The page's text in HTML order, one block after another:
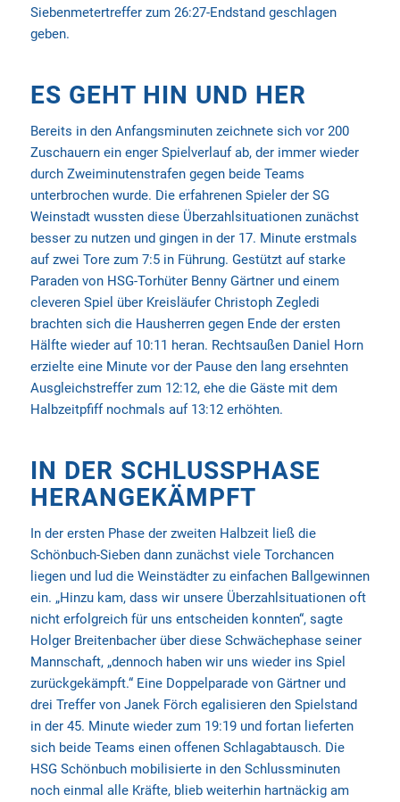
Siebenmetertreffer zum 26:27-Endstand geschlagen
geben.
ES GEHT HIN UND HER
Bereits in den Anfangsminuten zeichnete sich vor 200
Zuschauern ein enger Spielverlauf ab, der immer wieder
durch Zweiminutenstrafen gegen beide Teams
unterbrochen wurde. Die erfahrenen Spieler der SG
Weinstadt wussten diese Überzahlsituationen zunächst
besser zu nutzen und gingen in der 17. Minute erstmals
auf zwei Tore zum 7:5 in Führung. Gestützt auf starke
Paraden von HSG-Torhüter Benny Gärtner und einem
cleveren Spiel über Kreisläufer Christoph Zegledi
brachten sich die Hausherren gegen Ende der ersten
Hälfte wieder auf 10:11 heran. Rechtsaußen Daniel Horn
erzielte eine Minute vor der Pause den lang ersehnten
Ausgleichstreffer zum 12:12, ehe die Gäste mit dem
Halbzeitpfiff nochmals auf 13:12 erhöhten.
IN DER SCHLUSSPHASE
HERANGEKÄMPFT
In der ersten Phase der zweiten Halbzeit ließ die
Schönbuch-Sieben dann zunächst viele Torchancen
liegen und lud die Weinstädter zu einfachen Ballgewinnen
ein. „Hinzu kam, dass wir unsere Überzahlsituationen oft
nicht erfolgreich für uns entscheiden konnten“, sagte
Holger Breitenbacher über diese Schwächephase seiner
Mannschaft, „dennoch haben wir uns wieder ins Spiel
zurückgekämpft.“ Eine Doppelparade von Gärtner und
drei Treffer von Janek Förch egalisieren den Spielstand
in der 45. Minute wieder zum 19:19 und fortan lieferten
sich beide Teams einen offenen Schlagabtausch. Die
HSG Schönbuch mobilisierte in den Schlussminuten
noch einmal alle Kräfte, blieb weiterhin hartnäckig am